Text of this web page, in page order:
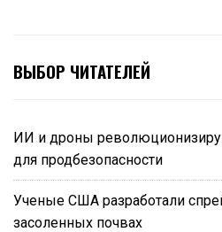
ВЫБОР ЧИТАТЕЛЕЙ
ИИ и дроны
для продбезопасности
Ученые США разработали
засоленных почвах